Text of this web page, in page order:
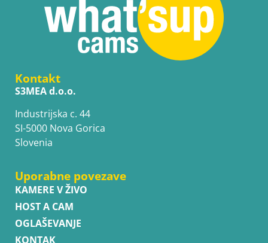
Kontakt
S3MEA d.o.o.
Industrijska c. 44
SI-5000 Nova Gorica
Slovenia
Uporabne povezave
KAMERE V ŽIVO
HOST A CAM
OGLAŠEVANJE
KONTAK